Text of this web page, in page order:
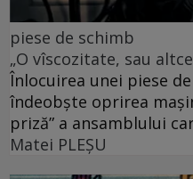
piese de schimb
„O vîscozitate, sau
Înlocuirea unei piese
îndeobște oprirea
priză” a ansamblului
Matei PLEŞU